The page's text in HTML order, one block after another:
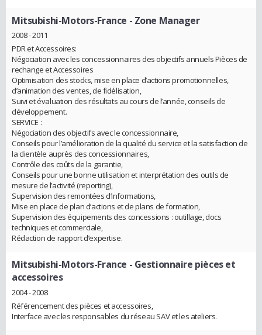
Mitsubishi-Motors-France - Zone Manager
2008 - 2011
PDR et Accessoires:
Négociation avec les concessionnaires des objectifs annuels Pièces de
rechange et Accessoires
Optimisation des stocks, mise en place d’actions promotionnelles,
d’animation des ventes, de fidélisation,
Suivi et évaluation des résultats au cours de l’année, conseils de
développement.
SERVICE :
Négociation des objectifs avec le concessionnaire,
Conseils pour l’amélioration de la qualité du service et la satisfaction de
la clientèle auprès des concessionnaires,
Contrôle des coûts de la garantie,
Conseils pour une bonne utilisation et interprétation des outils de
mesure de l’activité (reporting),
Supervision des remontées d’informations,
Mise en place de plan d’actions et de plans de formation,
Supervision des équipements des concessions : outillage, docs
techniques et commerciale,
Rédaction de rapport d’expertise.
Mitsubishi-Motors-France - Gestionnaire pièces et
accessoires
2004 - 2008
Référencement des pièces et accessoires,
Interface avec les responsables du réseau SAV et les ateliers.